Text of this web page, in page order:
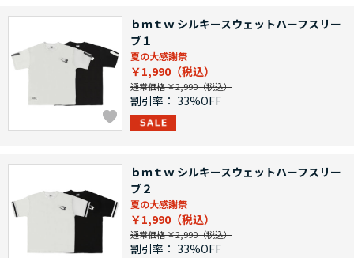
ｂｍｔｗ シルキースウェットハーフスリー
ブ１
夏の大感謝祭
￥1,990
通常価格 ￥2,990
割引率： 33%OFF
ｂｍｔｗ シルキースウェットハーフスリー
ブ２
夏の大感謝祭
￥1,990
通常価格 ￥2,990
割引率： 33%OFF